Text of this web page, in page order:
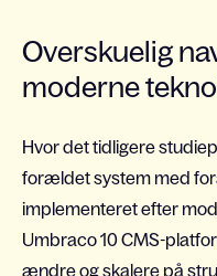
Overskuelig
moderne
Hvor det tidligere
forældet system med
implementeret efter
Umbraco 10 CMS-
ændre og skalere på